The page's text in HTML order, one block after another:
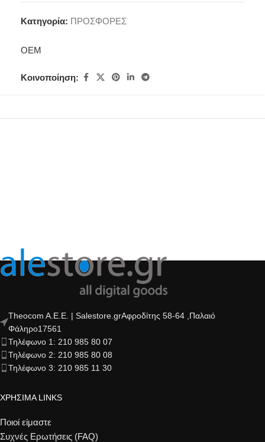
Κατηγορία: ΠΡΟΣΦΟΡΕΣ
OEM
Κοινοποίηση:
Theocom A.E.E. | Salestore.grΑφροδίτης 58-64 ,Παλαιό
Φάληρο17561
Τηλέφωνο 1: 210 985 80 07
Τηλέφωνο 2: 210 985 80 08
Τηλέφωνο 3: 210 985 11 30
ΧΡΗΣΙΜΑ LINKS
Ποιοί είμαστε
Συχνές Ερωτήσεις (FAQ)